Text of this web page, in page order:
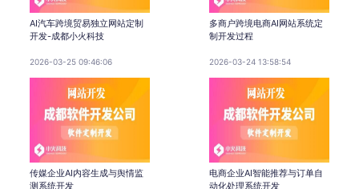
AI汽车跨境贸易独立网站定制
开发-成都小火科技
2026-03-25 09:46:06
多商户跨境电商AI网站系统定
制开发过程
2026-03-24 13:58:54
传媒企业AI内容生成与舆情监
测系统开发
电商企业AI智能推荐与订单自
动化处理系统开发